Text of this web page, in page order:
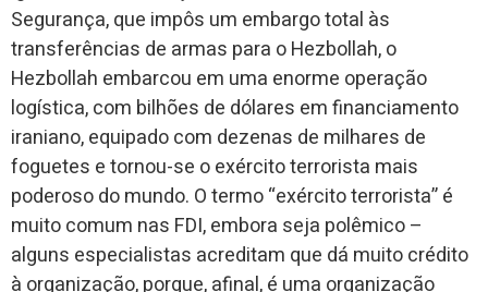
Segurança, que impôs um embargo total às
transferências de armas para o Hezbollah, o
Hezbollah embarcou em uma enorme operação
logística, com bilhões de dólares em financiamento
iraniano, equipado com dezenas de milhares de
foguetes e tornou-se o exército terrorista mais
poderoso do mundo. O termo “exército terrorista” é
muito comum nas FDI, embora seja polêmico –
alguns especialistas acreditam que dá muito crédito
à organização, porque, afinal, é uma organização